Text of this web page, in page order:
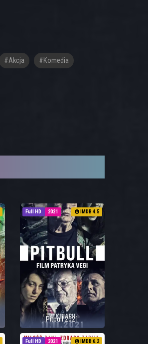
#akcja #komedia
Full HD 2021 IMDB 4.5
Pitbull 2021
Full HD 2021 IMDB 6.2